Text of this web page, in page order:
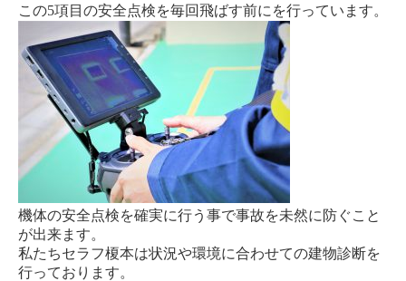
この5項目の安全点検を毎回飛ばす前にを行っています。
機体の安全点検を確実に行う事で事故を未然に防ぐこと
が出来ます。
私たちセラフ榎本は状況や環境に合わせての建物診断を
行っております。